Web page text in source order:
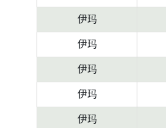
伊玛
伊玛
伊玛
伊玛
伊玛